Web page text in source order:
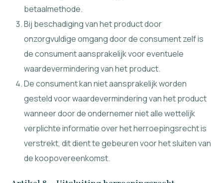
betaalmethode.
Bij beschadiging van het product door
onzorgvuldige omgang door de consument zelf is
de consument aansprakelijk voor eventuele
waardevermindering van het product.
De consument kan niet aansprakelijk worden
gesteld voor waardevermindering van het product
wanneer door de ondernemer niet alle wettelijk
verplichte informatie over het herroepingsrecht is
verstrekt, dit dient te gebeuren voor het sluiten van
de koopovereenkomst.